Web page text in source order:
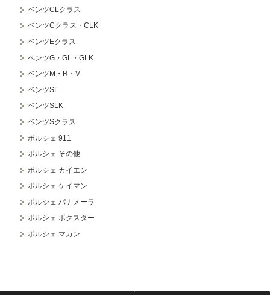
ベンツCLクラス
ベンツCクラス・CLK
ベンツEクラス
ベンツG・GL・GLK
ベンツM・R・V
ベンツSL
ベンツSLK
ベンツSクラス
ポルシェ 911
ポルシェ その他
ポルシェ カイエン
ポルシェ ケイマン
ポルシェ パナメーラ
ポルシェ ボクスター
ポルシェ マカン